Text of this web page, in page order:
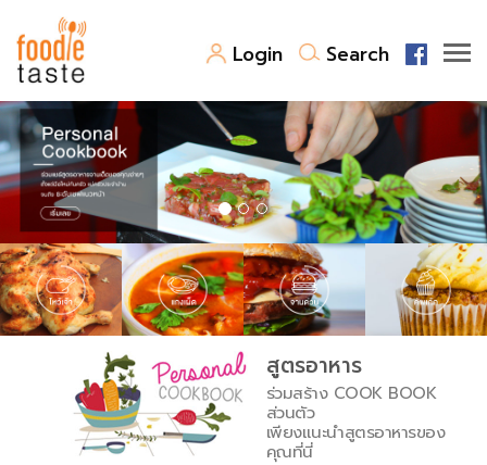
Login Search
สูตรอาหาร
สูตรอาหารล่าสุด
Top Foodie
พาไปชิม
สารพันก้นครัว
เคล็ดลับน่ารู้
เปรียบเทียบหน่วยการตวง
เปรียบเทียบอุณหภูมิ
เปรียบเทียบน้ำหนักวัตถุดิบ
FoodPedia
สร้าง Cookbook
สูตรอาหาร
ร่วมสร้าง COOK BOOK
ส่วนตัว
เพียงแนะนำสูตรอาหารของ
คุณที่นี่